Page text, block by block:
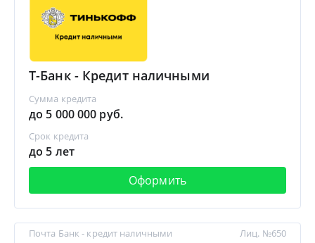
Т-Банк - Кредит наличными
Сумма кредита
до 5 000 000 руб.
Срок кредита
до 5 лет
Оформить
Почта Банк - кредит наличными Лиц. №650